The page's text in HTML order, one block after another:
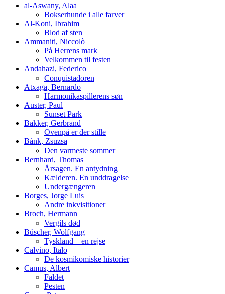
al-Aswany, Alaa
Bokserhunde i alle farver
Al-Koni, Ibrahim
Blod af sten
Ammaniti, Niccolò
På Herrens mark
Velkommen til festen
Andahazi, Federico
Conquistadoren
Atxaga, Bernardo
Harmonikaspillerens søn
Auster, Paul
Sunset Park
Bakker, Gerbrand
Ovenpå er der stille
Bánk, Zsuzsa
Den varmeste sommer
Bernhard, Thomas
Årsagen. En antydning
Kælderen. En unddragelse
Undergængeren
Borges, Jorge Luis
Andre inkvisitioner
Broch, Hermann
Vergils død
Büscher, Wolfgang
Tyskland – en rejse
Calvino, Italo
De kosmikomiske historier
Camus, Albert
Faldet
Pesten